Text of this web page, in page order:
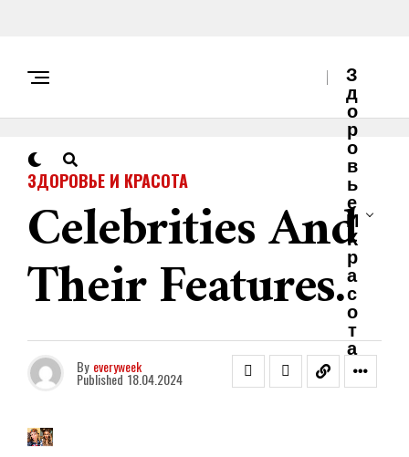
З
Д
О
Р
О
В
Ь
Е
И
К
Р
А
С
О
Т
А
ЗДОРОВЬЕ И КРАСОТА
Celebrities And
Their Features.
By everyweek
Published 18.04.2024